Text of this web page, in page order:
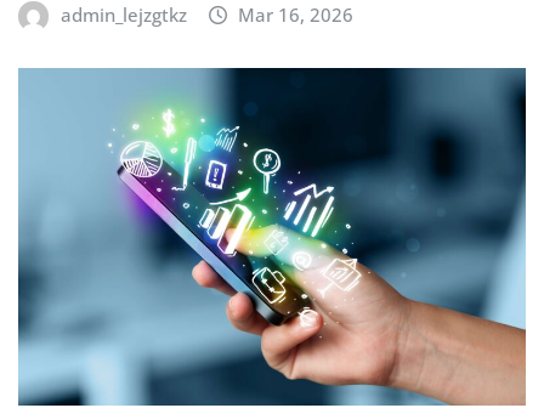
admin_lejzgtkz Mar 16, 2026